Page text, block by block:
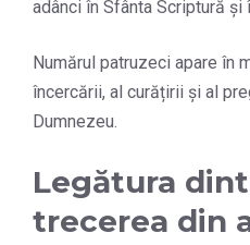
adânci în Sfânta Scriptură și
Numărul patruzeci apare în
încercării, al curățirii și al
Dumnezeu.
Legătura
trecerea din